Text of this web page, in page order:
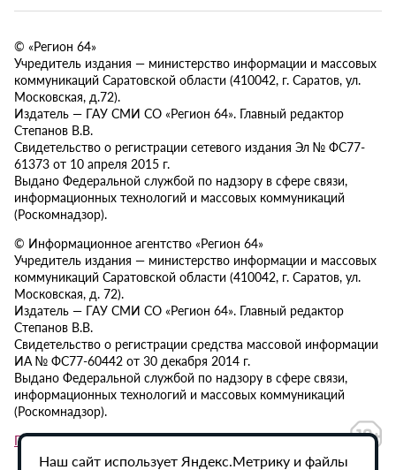
© «Регион 64»
Учредитель издания — министерство информации и массовых
коммуникаций Саратовской области (410042, г. Саратов, ул.
Московская, д.72).
Издатель — ГАУ СМИ СО «Регион 64». Главный редактор
Степанов В.В.
Свидетельство о регистрации сетевого издания Эл № ФС77-
61373 от 10 апреля 2015 г.
Выдано Федеральной службой по надзору в сфере связи,
информационных технологий и массовых коммуникаций
(Роскомнадзор).
© Информационное агентство «Регион 64»
Учредитель издания — министерство информации и массовых
коммуникаций Саратовской области (410042, г. Саратов, ул.
Московская, д. 72).
Издатель — ГАУ СМИ СО «Регион 64». Главный редактор
Степанов В.В.
Свидетельство о регистрации средства массовой информации
ИА № ФС77-60442 от 30 декабря 2014 г.
Выдано Федеральной службой по надзору в сфере связи,
информационных технологий и массовых коммуникаций
(Роскомнадзор).
Политика в отношении обработки персональных данных
Наш сайт использует Яндекс.Метрику и файлы